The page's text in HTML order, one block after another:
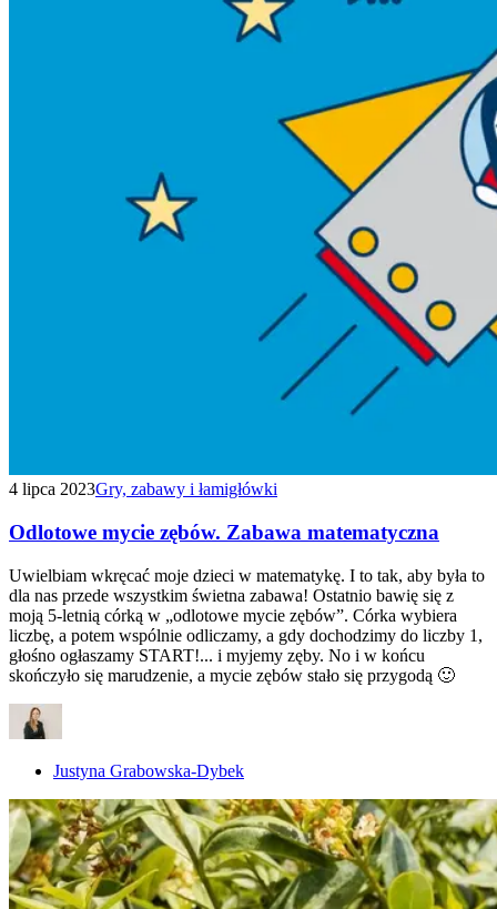
4 lipca 2023Gry, zabawy i łamigłówki
Odlotowe mycie zębów. Zabawa matematyczna
Uwielbiam wkręcać moje dzieci w matematykę. I to tak, aby była to
dla nas przede wszystkim świetna zabawa! Ostatnio bawię się z
moją 5-letnią córką w „odlotowe mycie zębów”. Córka wybiera
liczbę, a potem wspólnie odliczamy, a gdy dochodzimy do liczby 1,
głośno ogłaszamy START!... i myjemy zęby. No i w końcu
skończyło się marudzenie, a mycie zębów stało się przygodą 🙂
Justyna Grabowska-Dybek